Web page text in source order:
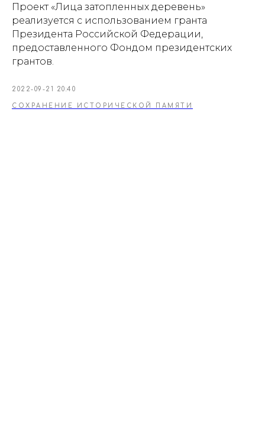
Проект «Лица затопленных деревень»
реализуется с использованием гранта
Президента Российской Федерации,
предоставленного Фондом президентских
грантов.
2022-09-21 20:40
СОХРАНЕНИЕ ИСТОРИЧЕСКОЙ ПАМЯТИ